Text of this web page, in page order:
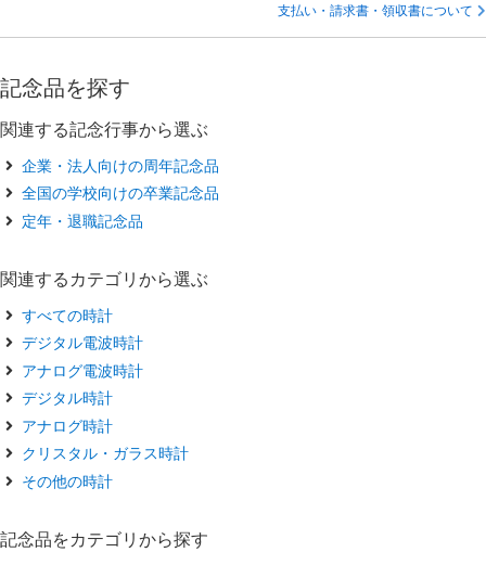
支払い・請求書・領収書について
記念品を探す
関連する記念行事から選ぶ
企業・法人向けの周年記念品
全国の学校向けの卒業記念品
定年・退職記念品
関連するカテゴリから選ぶ
すべての時計
デジタル電波時計
アナログ電波時計
デジタル時計
アナログ時計
クリスタル・ガラス時計
その他の時計
記念品をカテゴリから探す